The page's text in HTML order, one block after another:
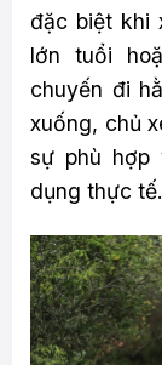
đặc biệt khi
lớn tuổi
chuyến đi
xuống, chủ
sự phù hợp
dụng thực tế.